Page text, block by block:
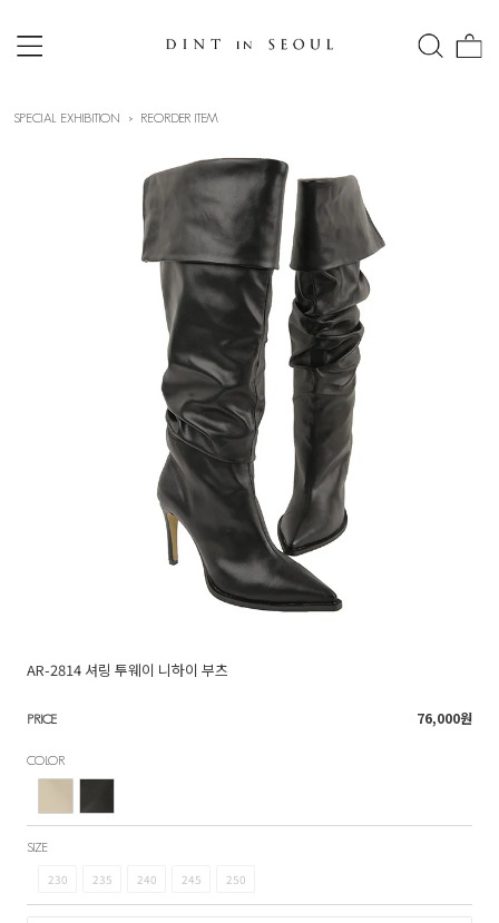
SPECIAL EXHIBITION REORDER ITEM
AR-2814 셔링 투웨이 니하이 부츠
PRICE 76,000원
COLOR
SIZE
230 235 240 245 250